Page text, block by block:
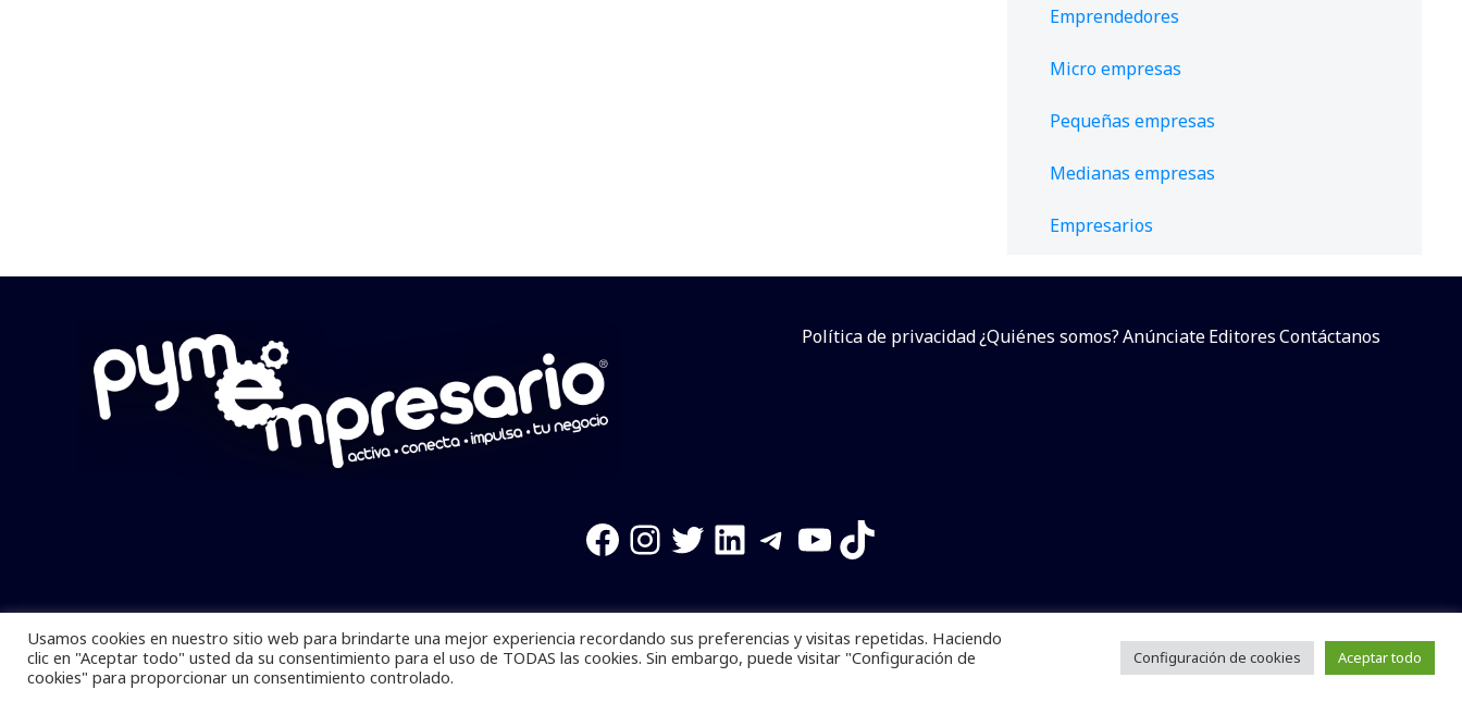
Emprendedores
Micro empresas
Pequeñas empresas
Medianas empresas
Empresarios
Política de privacidad¿Quiénes somos?AnúnciateEditoresContáctanos
Facebook
Instagram
Twitter
LinkedIn
Telegram
YouTube
TikTok
Pymempresario © 2025 Todos los derechos reservados. Se prohibe el uso de la información total o parcial sin dar referencia a la fuente.
Desarrollado poryalla ya!
Usamos cookies en nuestro sitio web para brindarte una mejor experiencia recordando sus preferencias y visitas repetidas. Haciendo
clic en "Aceptar todo" usted da su consentimiento para el uso de TODAS las cookies. Sin embargo, puede visitar "Configuración de
cookies" para proporcionar un consentimiento controlado.
Configuración de cookies Aceptar todo